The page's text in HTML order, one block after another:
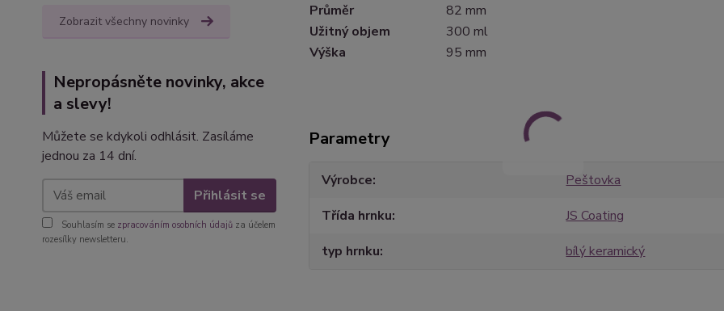
Zobrazit všechny novinky
Nepropásněte novinky, akce
a slevy!
Můžete se kdykoli odhlásit. Zasíláme
jednou za 14 dní.
Přihlásit se
Souhlasím se zpracováním osobních údajů za účelem
rozesílky newsletteru.
Průměr
82 mm
Užitný objem
300 ml
Výška
95 mm
Parametry
Výrobce
Peštovka
Třída hrnku
JS Coating
typ hrnku
bílý keramický